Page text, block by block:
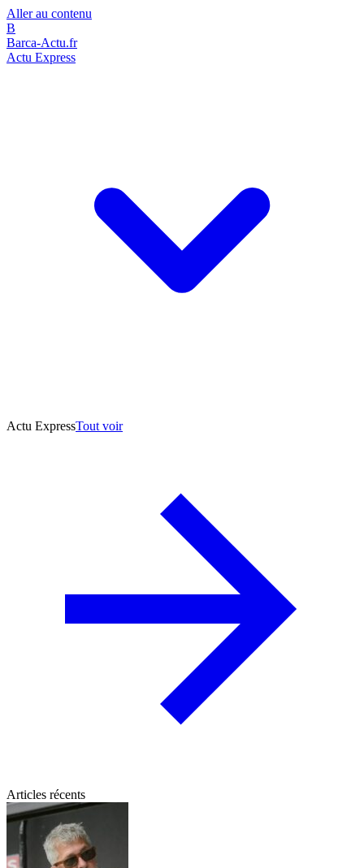
Aller au contenu
B
Barca-Actu.fr
Actu Express
Actu ExpressTout voir
Articles récents